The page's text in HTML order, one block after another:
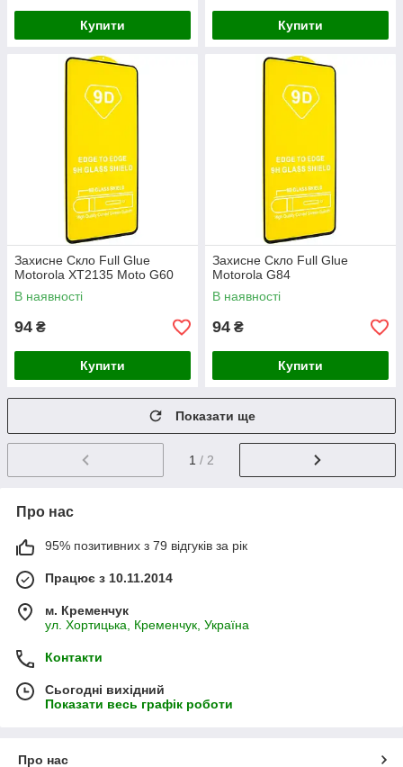
Купити Купити
Захисне Скло Full Glue
Motorola XT2135 Moto G60
В наявності
94 ₴
Купити
Захисне Скло Full Glue
Motorola G84
В наявності
94 ₴
Купити
Показати ще
1 / 2
Про нас
95% позитивних з 79 відгуків за рік
Працює з 10.11.2014
м. Кременчук
ул. Хортицька, Кременчук, Україна
Контакти
Сьогодні вихідний
Показати весь графік роботи
Про нас